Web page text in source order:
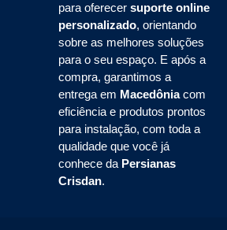
para oferecer suporte online
personalizado, orientando
sobre as melhores soluções
para o seu espaço. E após a
compra, garantimos a
entrega em Macedôniacom
eficiência e produtos prontos
para instalação, com toda a
qualidade que você já
conhece da Persianas
Crisdan.